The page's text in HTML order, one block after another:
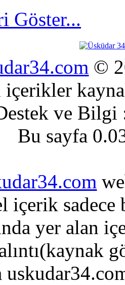
Göster...
©
içerikler
ve
Bu sayfa
içerik sadece
yer alan